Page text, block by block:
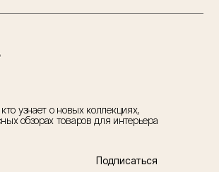
узнает о новых коллекциях,
обзорах товаров для интерьера
Подписаться